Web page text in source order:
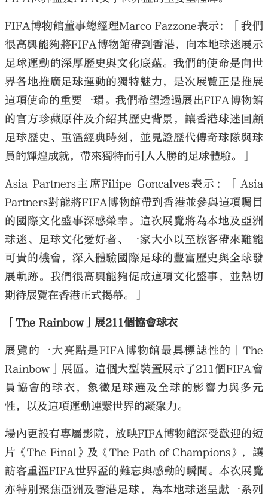
FIFA博物館董事總經理Marco Fazzone表示：「我們
很高興能夠將FIFA博物館帶到香港，向本地球迷展示
足球運動的深厚歷史與文化底蘊。我們的使命是向世
界各地推廣足球運動的獨特魅力，是次展覽正是推展
這項使命的重要一環。我們希望透過展出FIFA博物館
的官方珍藏原件及介紹其歷史背景，讓香港球迷回顧
足球歷史、重溫經典時刻，並見證歷代傳奇球隊與球
員的輝煌成就，帶來獨特而引人入勝的足球體驗。」
Asia Partners主席Filipe Goncalves表示：「Asia
Partners對能將FIFA博物館帶到香港並參與這項矚目
的國際文化盛事深感榮幸。這次展覽將為本地及亞洲
球迷、足球文化愛好者、一家大小以至旅客帶來難能
可貴的機會，深入體驗國際足球的豐富歷史與全球發
展軌跡。我們很高興能夠促成這項文化盛事，並熱切
期待展覽在香港正式揭幕。」
「The Rainbow」展211個協會球衣
展覽的一大亮點是FIFA博物館最具標誌性的「The
Rainbow」展區。這個大型裝置展示了211個FIFA會
員協會的球衣，象徵足球遍及全球的影響力與多元
性，以及這項運動連繫世界的凝聚力。
場內更設有專屬影院，放映FIFA博物館深受歡迎的短
片《The Final》及《The Path of Champions》，讓
訪客重溫FIFA世界盃的難忘與感動的瞬間。本次展覽
亦特別聚焦亞洲及香港足球，為本地球迷呈獻一系列